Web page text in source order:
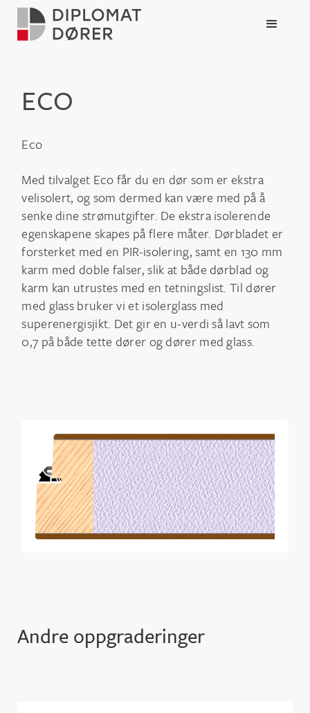
ECO
Eco
Med tilvalget Eco får du en dør som er ekstra
velisolert, og som dermed kan være med på å
senke dine strømutgifter. De ekstra isolerende
egenskapene skapes på flere måter. Dørbladet er
forsterket med en PIR-isolering, samt en 130 mm
karm med doble falser, slik at både dørblad og
karm kan utrustes med en tetningslist. Til dører
med glass bruker vi et isolerglass med
superenergisjikt. Det gir en u-verdi så lavt som
0,7 på både tette dører og dører med glass.
Andre oppgraderinger